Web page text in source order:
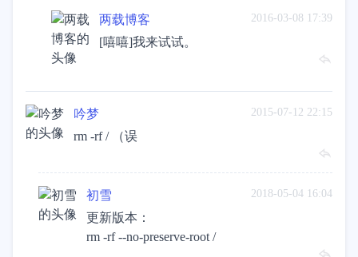
2016-03-08 17:39
两载博客
[嘻嘻]我来试试。
2015-07-12 22:15
吟梦
rm -rf / （误
2018-05-04 16:04
初雪
更新版本：
rm -rf --no-preserve-root /